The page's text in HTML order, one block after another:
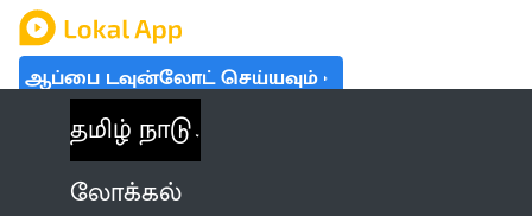
ஆப்பை டவுன்லோட் செய்யவும்
தமிழ் நாடு
லோக்கல்